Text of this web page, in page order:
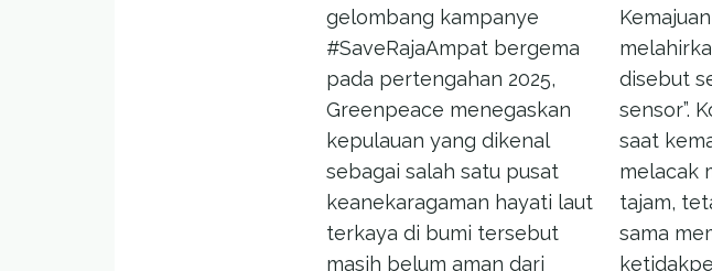
gelombang kampanye
#SaveRajaAmpat bergema
pada pertengahan 2025,
Greenpeace menegaskan
kepulauan yang dikenal
sebagai salah satu pusat
keanekaragaman hayati laut
terkaya di bumi tersebut
masih belum aman dari
disebut
sensor”.
saat
melacak
tajam,
sama